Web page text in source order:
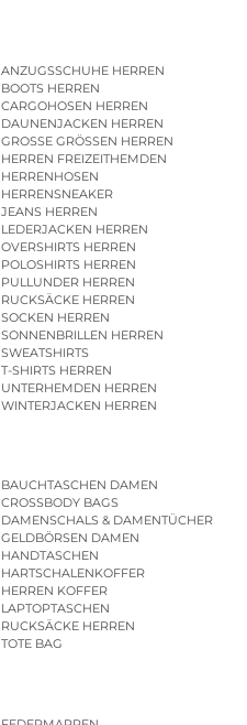
ANZUGSSCHUHE HERREN
BOOTS HERREN
CARGOHOSEN HERREN
DAUNENJACKEN HERREN
GROSSE GRÖSSEN HERREN
HERREN FREIZEITHEMDEN
HERRENHOSEN
HERRENSNEAKER
JEANS HERREN
LEDERJACKEN HERREN
OVERSHIRTS HERREN
POLOSHIRTS HERREN
PULLUNDER HERREN
RUCKSÄCKE HERREN
SOCKEN HERREN
SONNENBRILLEN HERREN
SWEATSHIRTS
T-SHIRTS HERREN
UNTERHEMDEN HERREN
WINTERJACKEN HERREN
BAUCHTASCHEN DAMEN
CROSSBODY BAGS
DAMENSCHALS & DAMENTÜCHER
GELDBÖRSEN DAMEN
HANDTASCHEN
HARTSCHALENKOFFER
HERREN KOFFER
LAPTOPTASCHEN
RUCKSÄCKE HERREN
TOTE BAG